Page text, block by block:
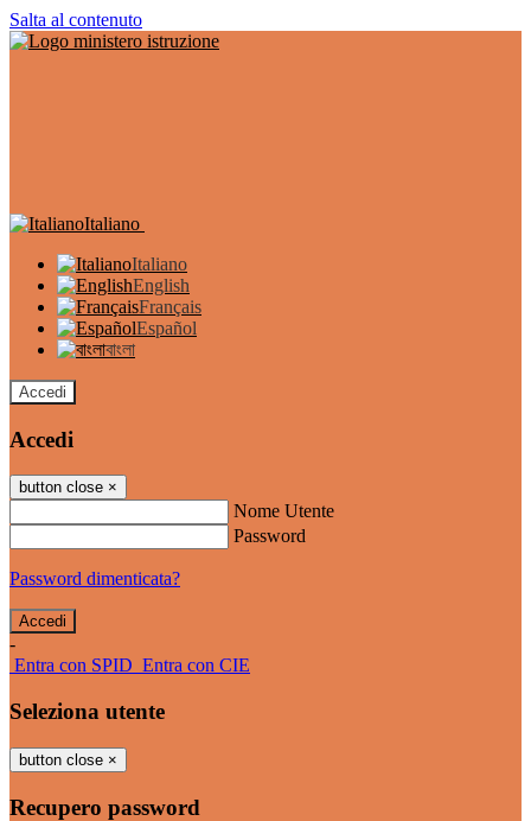
Salta al contenuto
Italiano
Italiano
English
Français
Español
বাংলা
Accedi
Accedi
button close ×
Nome Utente
Password
Password dimenticata?
-
Entra con SPID Entra con CIE
Seleziona utente
button close ×
Recupero password